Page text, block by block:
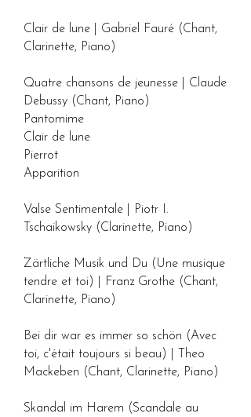
Clair de lune | Gabriel Fauré (Chant,
Clarinette, Piano)
Quatre chansons de jeunesse | Claude
Debussy (Chant, Piano)
Pantomime
Clair de lune
Pierrot
Apparition
Valse Sentimentale | Piotr I.
Tschaikowsky (Clarinette, Piano)
Zärtliche Musik und Du (Une musique
tendre et toi) | Franz Grothe (Chant,
Clarinette, Piano)
Bei dir war es immer so schön (Avec
toi, c'était toujours si beau) | Theo
Mackeben (Chant, Clarinette, Piano)
Skandal im Harem (Scandale au